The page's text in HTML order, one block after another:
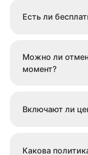
Есть ли
Можно ли
момент?
Включают ли
Какова